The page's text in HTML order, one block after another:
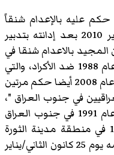
عليه بالإعدام شنقاً
بمحكمة عراقية في كانون الثاني/يناير 2010 بعد إدانته بتدبير
بالاعدام شنقا في
عام 2007 لدوره في حملة عسكرية عام 1988 ضد الأكراد، والتي
يطلق عليها اسم "عملية الأنفال"؛ في عام 2008 أيضا حكم مرتين
في جنوب العراق "،
ولا سيما لدوره في سحق الانتفاضة عام 1991 في جنوب العراق
ومشاركته في أعمال القتل عام 1999 في منطقة مدينة الثورة
(الصدر حاليا) ببغداد. ولقد تم إعدامه يوم 25 كانون الثاني/يناير